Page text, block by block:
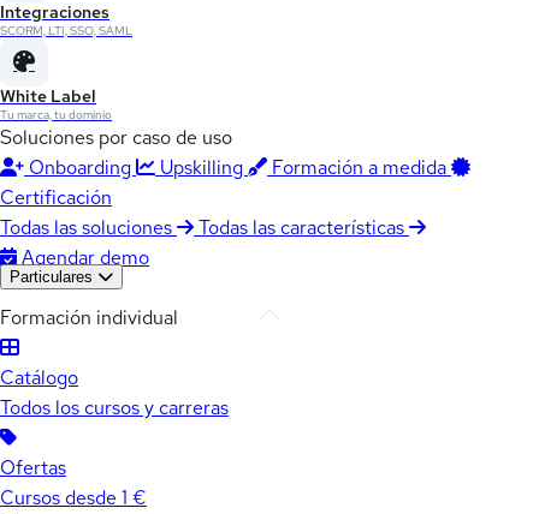
Integraciones
SCORM, LTI, SSO, SAML
White Label
Tu marca, tu dominio
Soluciones por caso de uso
Onboarding
Upskilling
Formación a medida
Certificación
Todas las soluciones
Todas las características
Agendar demo
Particulares
Formación individual
Catálogo
Todos los cursos y carreras
Ofertas
Cursos desde 1 €